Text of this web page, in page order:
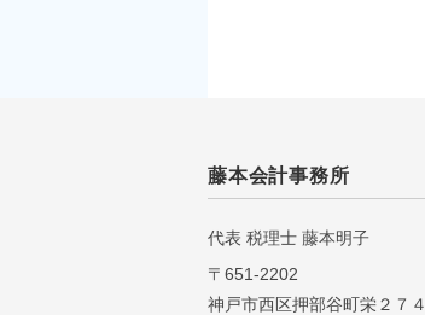
藤本会計事務所
代表 税理⼠ 藤本明⼦
〒651-2202
神戸市西区押部谷町栄２７４